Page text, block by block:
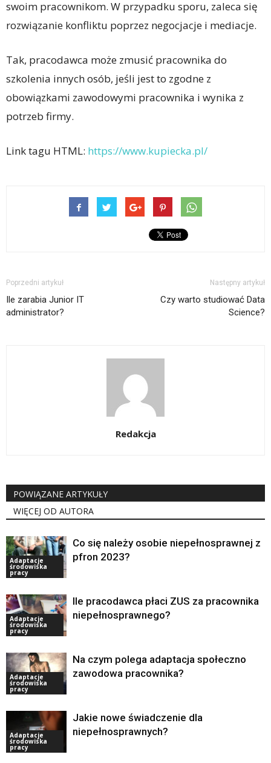
swoim pracownikom. W przypadku sporu, zaleca się
rozwiązanie konfliktu poprzez negocjacje i mediacje.
Tak, pracodawca może zmusić pracownika do
szkolenia innych osób, jeśli jest to zgodne z
obowiązkami zawodowymi pracownika i wynika z
potrzeb firmy.
Link tagu HTML: https://www.kupiecka.pl/
Poprzedni artykuł
Ile zarabia Junior IT
administrator?
Następny artykuł
Czy warto studiować Data
Science?
Redakcja
POWIĄZANE ARTYKUŁY
WIĘCEJ OD AUTORA
Adaptacje
środowiska
pracy
Co się należy osobie niepełnosprawnej z
pfron 2023?
Adaptacje
środowiska
pracy
Ile pracodawca płaci ZUS za pracownika
niepełnosprawnego?
Adaptacje
środowiska
pracy
Na czym polega adaptacja społeczno
zawodowa pracownika?
Adaptacje
środowiska
pracy
Jakie nowe świadczenie dla
niepełnosprawnych?